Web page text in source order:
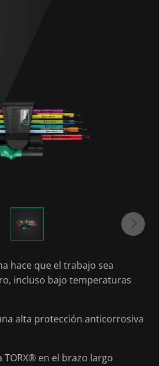
hace que el trabajo sea
incluso bajo temperaturas
alta protección anticorrosiva
TORX® en el brazo largo